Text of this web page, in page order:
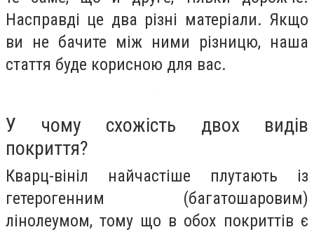
Насправді це два різні матеріали. Якщо
ви не бачите між ними різницю, наша
стаття буде корисною для вас.
У чому схожість двох видів
покриття?
Кварц-вініл найчастіше плутають із
гетерогенним (багатошаровим)
лінолеумом, тому що в обох покриттів є